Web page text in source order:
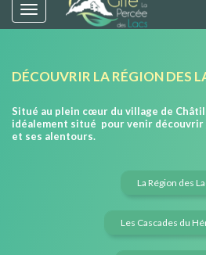
DÉCOUVRIR LA RÉGION DES
Situé au plein cœur du village de
idéalement situé pour venir découvrir
et ses alentours.
La Région des
Les Cascades du